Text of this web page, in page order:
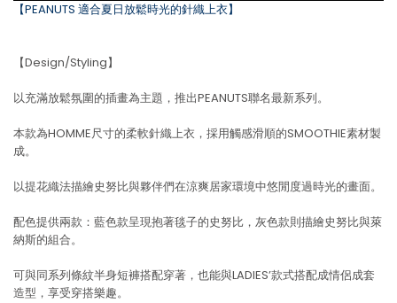
【PEANUTS 適合夏日放鬆時光的針織上衣】
【Design/Styling】
以充滿放鬆氛圍的插畫為主題，推出PEANUTS聯名最新系列。
本款為HOMME尺寸的柔軟針織上衣，採用觸感滑順的SMOOTHIE素材製
成。
以提花織法描繪史努比與夥伴們在涼爽居家環境中悠閒度過時光的畫面。
配色提供兩款：藍色款呈現抱著毯子的史努比，灰色款則描繪史努比與萊
納斯的組合。
可與同系列條紋半身短褲搭配穿著，也能與LADIES’款式搭配成情侶成套
造型，享受穿搭樂趣。